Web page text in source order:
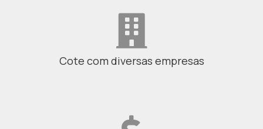
Cote com diversas empresas